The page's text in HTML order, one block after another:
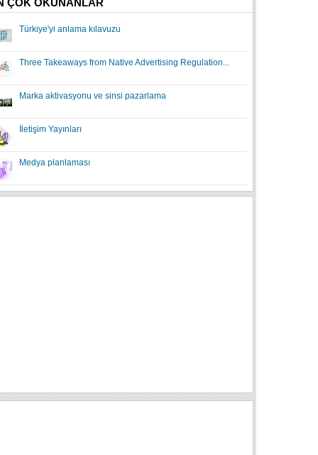
ÇOK OKUNANLAR
Türkiye'yi anlama kılavuzu
Three Takeaways from Native Advertising Regulation...
Marka aktivasyonu ve sinsi pazarlama
İletişim Yayınları
Medya planlaması